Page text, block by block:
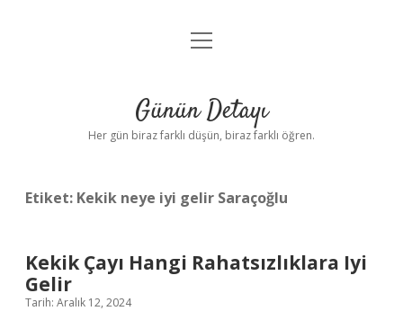
Anasayfa
Yasal Uyarı
menüyü
Günün Detayı
Her gün biraz farklı düşün, biraz farklı öğren.
Etiket: Kekik neye iyi gelir Saraçoğlu
Kekik Çayı Hangi Rahatsızlıklara Iyi
Gelir
Tarih: Aralık 12, 2024